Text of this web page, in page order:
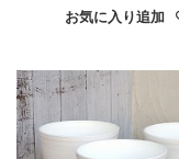
お気に入り追加